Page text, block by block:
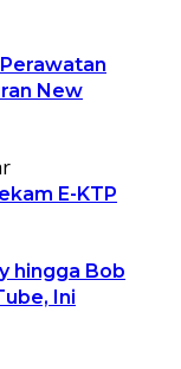
New
E-KTP
hingga Bob
Ini